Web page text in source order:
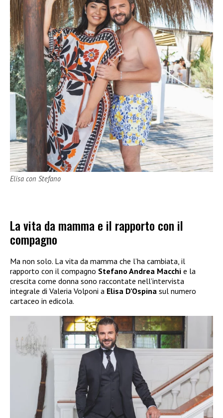
Elisa con Stefano
La vita da mamma e il rapporto con il
compagno
Ma non solo. La vita da mamma che l’ha cambiata, il
rapporto con il compagno Stefano Andrea Macchi e la
crescita come donna sono raccontate nell’intervista
integrale di Valeria Volponi a Elisa D’Ospina sul numero
cartaceo in edicola.